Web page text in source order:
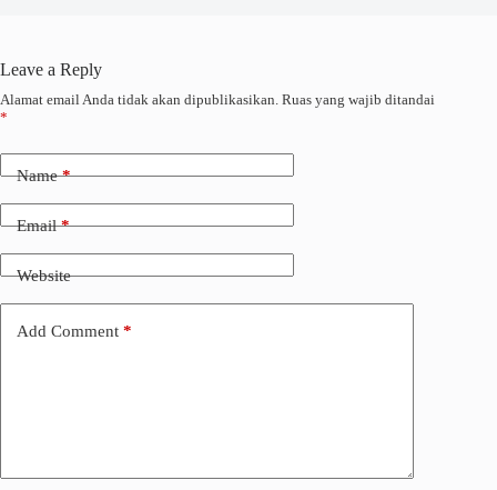
Leave a Reply
Alamat email Anda tidak akan dipublikasikan. Ruas yang wajib ditandai
*
Name*
Email*
Website
Add Comment *